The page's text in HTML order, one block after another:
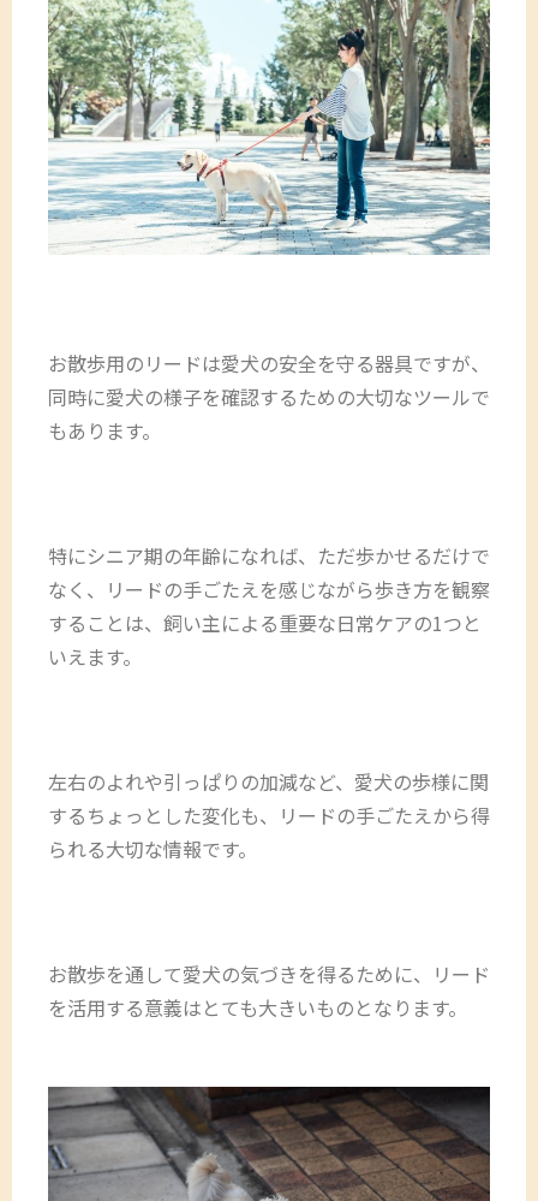
お散歩用のリードは愛犬の安全を守る器具ですが、
同時に愛犬の様子を確認するための大切なツールで
もあります。
特にシニア期の年齢になれば、ただ歩かせるだけで
なく、リードの手ごたえを感じながら歩き方を観察
することは、飼い主による重要な日常ケアの1つと
いえます。
左右のよれや引っぱりの加減など、愛犬の歩様に関
するちょっとした変化も、リードの手ごたえから得
られる大切な情報です。
お散歩を通して愛犬の気づきを得るために、リード
を活用する意義はとても大きいものとなります。